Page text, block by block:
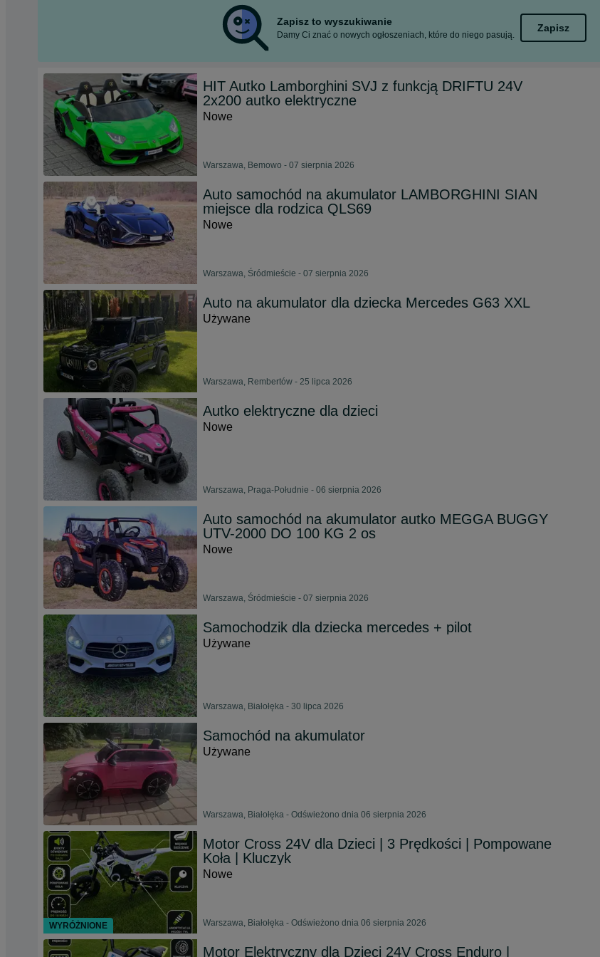
Zapisz to wyszukiwanie
Damy Ci znać o nowych ogłoszeniach, które do niego pasują.
Zapisz
HIT Autko Lamborghini SVJ z funkcją DRIFTU 24V
2x200 autko elektryczne
Nowe
Warszawa, Bemowo - 07 sierpnia 2026
Auto samochód na akumulator LAMBORGHINI SIAN
miejsce dla rodzica QLS69
Nowe
Warszawa, Śródmieście - 07 sierpnia 2026
Auto na akumulator dla dziecka Mercedes G63 XXL
Używane
Warszawa, Rembertów - 25 lipca 2026
Autko elektryczne dla dzieci
Nowe
Warszawa, Praga-Południe - 06 sierpnia 2026
Auto samochód na akumulator autko MEGGA BUGGY
UTV-2000 DO 100 KG 2 os
Nowe
Warszawa, Śródmieście - 07 sierpnia 2026
Samochodzik dla dziecka mercedes + pilot
Używane
Warszawa, Białołęka - 30 lipca 2026
Samochód na akumulator
Używane
Warszawa, Białołęka - Odświeżono dnia 06 sierpnia 2026
Motor Cross 24V dla Dzieci | 3 Prędkości | Pompowane
Koła | Kluczyk
Nowe
Warszawa, Białołęka - Odświeżono dnia 06 sierpnia 2026
Motor Elektryczny dla Dzieci 24V Cross Enduro |
WYRÓŻNIONE